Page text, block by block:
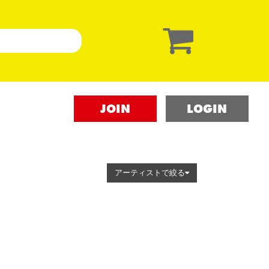
JOIN LOGIN
アーティストで絞る